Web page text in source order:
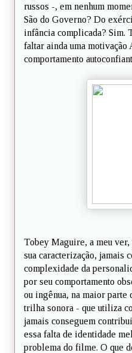
russos -, em nenhum
São do Governo? Do
infância complicada? Sim.
faltar ainda uma motivação
comportamento
Tobey Maguire, a meu
sua caracterização, jamais
complexidade da
por seu comportamento
ou ingênua, na maior parte
trilha sonora - que utiliza
jamais conseguem
essa falta de identidade
problema do filme. O que